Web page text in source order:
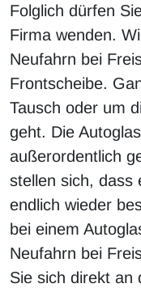
Folglich dürfen
Firma wenden.
Neufahrn bei
Frontscheibe.
Tausch oder um
geht. Die
außerordentlich
stellen sich, dass
endlich wieder
bei einem
Neufahrn bei
Sie sich direkt an